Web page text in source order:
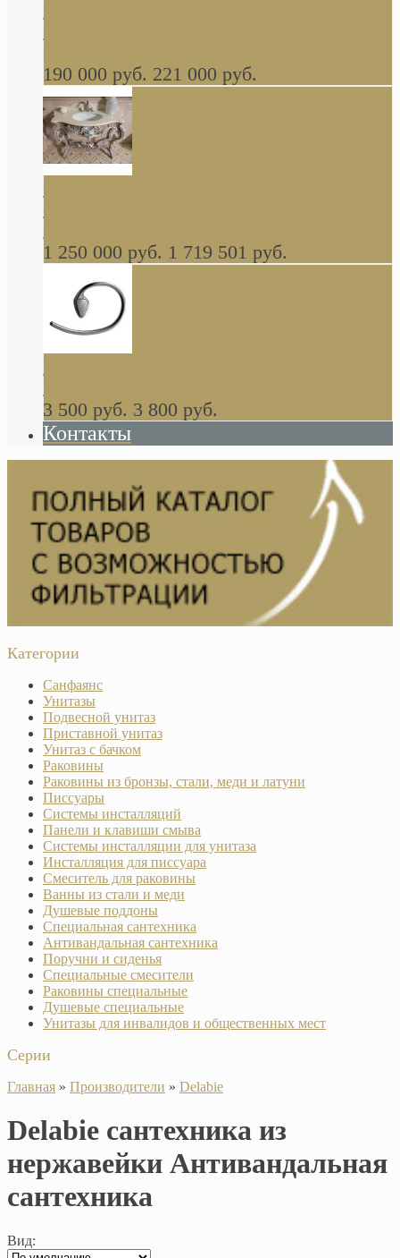
Decorated Bathroom раковина овальная
встраиваемая для ванной с рисунком синяя
роза В НАЛИЧИИ
190 000 руб. 221 000 руб.
стиле барокко, из массива дерева, светло
коричневый матовый окрас + серебро
1 250 000 руб. 1 719 501 руб.
Khala Colombo аксессуары (серия) В
НАЛИЧИИ
3 500 руб. 3 800 руб.
Контакты
Категории
Санфаянс
Унитазы
Подвесной унитаз
Приставной унитаз
Унитаз с бачком
Раковины
Раковины из бронзы, стали, меди и латуни
Писсуары
Системы инсталляций
Панели и клавиши смыва
Системы инсталляции для унитаза
Инсталляция для писсуара
Смеситель для раковины
Ванны из стали и меди
Душевые поддоны
Специальная сантехника
Антивандальная сантехника
Поручни и сиденья
Специальные смесители
Раковины специальные
Душевые специальные
Унитазы для инвалидов и общественных мест
Серии
Главная » Производители » Delabie
Delabie сантехника из
нержавейки Антивандальная
сантехника
Вид: